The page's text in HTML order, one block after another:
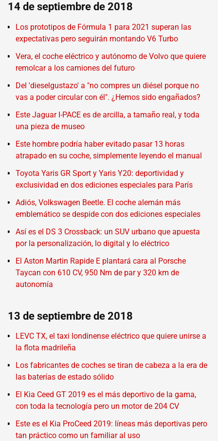
14 de septiembre de 2018
Los prototipos de Fórmula 1 para 2021 superan las
expectativas pero seguirán montando V6 Turbo
Vera, el coche eléctrico y autónomo de Volvo que quiere
remolcar a los camiones del futuro
Del 'dieselgustazo' a "no compres un diésel porque no
vas a poder circular con él". ¿Hemos sido engañados?
Este Jaguar I-PACE es de arcilla, a tamaño real, y toda
una pieza de museo
Este hombre podría haber evitado pasar 13 horas
atrapado en su coche, simplemente leyendo el manual
Toyota Yaris GR Sport y Yaris Y20: deportividad y
exclusividad en dos ediciones especiales para París
Adiós, Volkswagen Beetle. El coche alemán más
emblemático se despide con dos ediciones especiales
Así es el DS 3 Crossback: un SUV urbano que apuesta
por la personalización, lo digital y lo eléctrico
El Aston Martin Rapide E plantará cara al Porsche
Taycan con 610 CV, 950 Nm de par y 320 km de
autonomía
13 de septiembre de 2018
LEVC TX, el taxi londinense eléctrico que quiere unirse a
la flota madrileña
Los fabricantes de coches se tiran de cabeza a la era de
las baterías de estado sólido
El Kia Ceed GT 2019 es el más deportivo de la gama,
con toda la tecnología pero un motor de 204 CV
Este es el Kia ProCeed 2019: líneas más deportivas pero
tan práctico como un familiar al uso